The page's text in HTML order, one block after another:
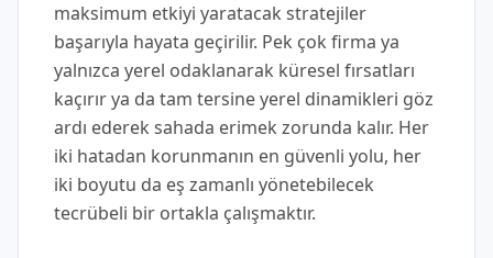
maksimum etkiyi yaratacak stratejiler
başarıyla hayata geçirilir. Pek çok firma ya
yalnızca yerel odaklanarak küresel fırsatları
kaçırır ya da tam tersine yerel dinamikleri göz
ardı ederek sahada erimek zorunda kalır. Her
iki hatadan korunmanın en güvenli yolu, her
iki boyutu da eş zamanlı yönetebilecek
tecrübeli bir ortakla çalışmaktır.